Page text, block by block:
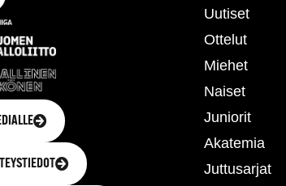
Uutiset
Ottelut
Miehet
Naiset
Juniorit
Akatemia
Juttusarjat